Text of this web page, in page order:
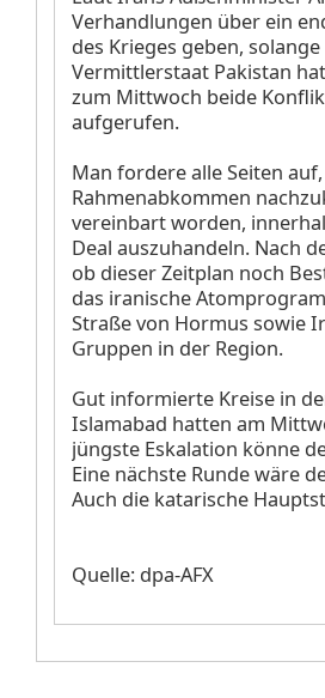
Verhandlungen über ein
des Krieges geben,
Vermittlerstaat Pakistan
zum Mittwoch beide
aufgerufen.
Man fordere alle Seiten
Rahmenabkommen
vereinbart worden,
Deal auszuhandeln. Nach
ob dieser Zeitplan noch
das iranische
Straße von Hormus sowie
Gruppen in der Region.
Gut informierte Kreise in
Islamabad hatten am
jüngste Eskalation könne
Eine nächste Runde wäre
Auch die katarische
Quelle: dpa-AFX